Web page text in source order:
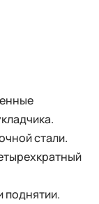
стали.
поднятии.